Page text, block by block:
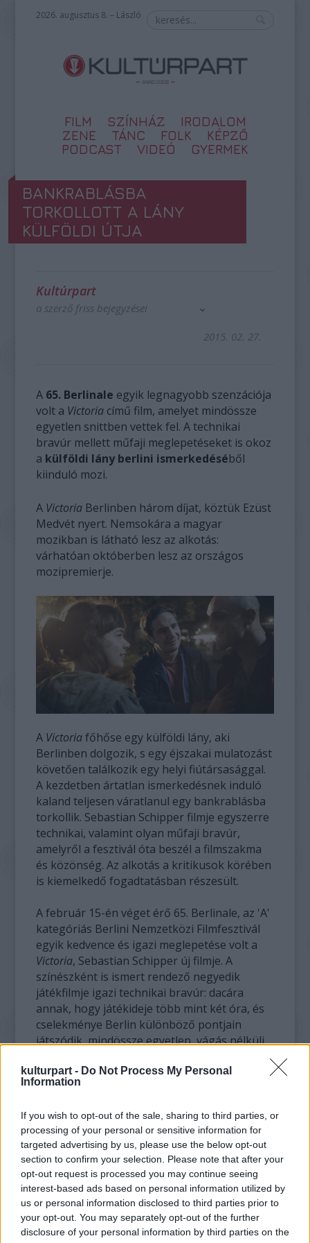
kulturpart - Do Not Process My Personal
Information
If you wish to opt-out of the sale, sharing to third parties, or
processing of your personal or sensitive information for
targeted advertising by us, please use the below opt-out
section to confirm your selection. Please note that after your
opt-out request is processed you may continue seeing
interest-based ads based on personal information utilized by
us or personal information disclosed to third parties prior to
your opt-out. You may separately opt-out of the further
disclosure of your personal information by third parties on the
2026. augusztus 8. – László
FILM SZÍNHÁZ
IRODALOM
ZENE
TÁNC FOLK
KÉPZŐ
PODCAST
VIDEÓ GYERMEK
BANKRABLÁSBA
TORKOLLOTT A LÁNY
KÜLFÖLDI ÚTJA
Kultúrpart
a szerző friss bejegyzései
2015. 02. 27.
A 65. Berlinale egyik legnagyobb szenzációja
volt a Victoria című film, amelyet mindössze
egyetlen snittben vettek fel. A technikai
bravúr mellett műfaji meglepetéseket is okoz
a külföldi lány berlini ismerkedéséből
kiinduló mozi.
A Victoria Berlinben három díjat, köztük Ezüst
Medvét nyert. Nemsokára a magyar
mozikban is látható lesz az alkotás:
várhatóan októberben lesz az országos
mozipremierje.
A Victoriafőhőse egy külföldi lány, aki
Berlinben dolgozik, s egy éjszakai mulatozást
követően találkozik egy helyi fiútársasággal.
A kezdetben ártatlan ismerkedésnek induló
kaland teljesen váratlanul egy bankrablásba
torkollik. Sebastian Schipper filmje egyszerre
technikai, valamint olyan műfaji bravúr,
amelyről a fesztivál óta beszél a filmszakma
és közönség. Az alkotás a kritikusok körében
is kiemelkedő fogadtatásban részesült.
A február 15-én véget érő 65. Berlinale, az 'A'
kategóriás Berlini Nemzetközi Filmfesztivál
egyik kedvence és igazi meglepetése volt a
Victoria, Sebastian Schipper új filmje. A
színészként is ismert rendező negyedik
játékfilmje igazi technikai bravúr: dacára
annak, hogy játékideje több mint két óra, és
cselekménye Berlin különböző pontjain
játszódik, mindössze egyetlen, vágás nélküli
valóban nincsen szó rejtett vágásról, vagy
trükkökről.